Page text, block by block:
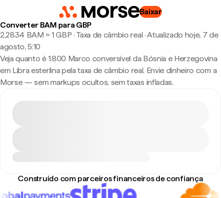
Baixar
Converter BAM para GBP
2,2834 BAM ≈ 1 GBP · Taxa de câmbio real ·Atualizado hoje, 7 de
agosto, 5:10
Veja quanto é 1.800 Marco conversível da Bósnia e Herzegovina
em Libra esterlina pela taxa de câmbio real. Envie dinheiro com a
Morse — sem markups ocultos, sem taxas infladas.
Construído com parceiros financeiros de confiança